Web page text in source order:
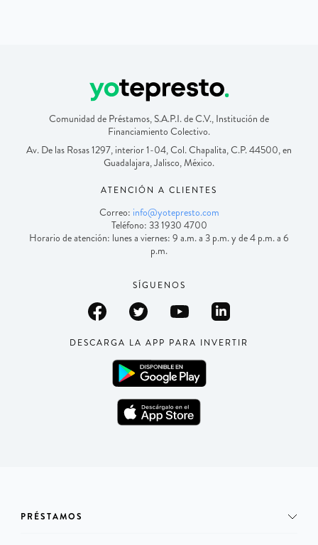
Comunidad de Préstamos, S.A.P.I. de C.V., Institución de
Financiamiento Colectivo.
Av. De las Rosas 1297, interior 1-04, Col. Chapalita, C.P. 44500, en
Guadalajara, Jalisco, México.
ATENCIÓN A CLIENTES
Correo: info@yotepresto.com
Teléfono: 33 1930 4700
Horario de atención: lunes a viernes: 9 a.m. a 3 p.m. y de 4 p.m. a 6
p.m.
SÍGUENOS
DESCARGA LA APP PARA INVERTIR
PRÉSTAMOS